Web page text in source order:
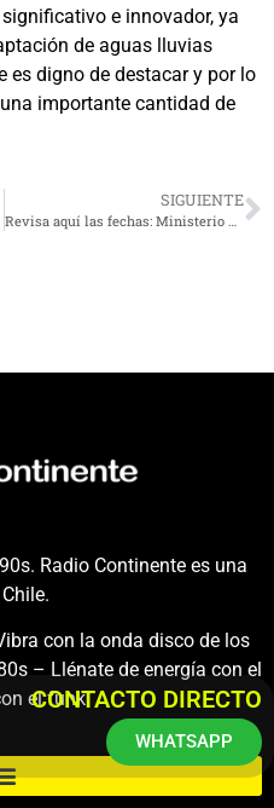
e innovador, ya
de aguas lluvias
es digno de destacar y por lo
importante cantidad de
SIGUIENTE
Revisa aquí las fechas: Ministerio de Educación oficializa el calendario escolar 2025
Radio Continente es una
con la onda disco de los
– Llénate de energía con el
el funk.
CONTACTO DIRECTO
WHATSAPP